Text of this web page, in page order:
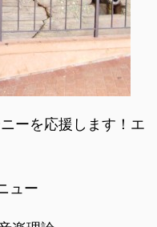
ーを応援します！エ
ュー